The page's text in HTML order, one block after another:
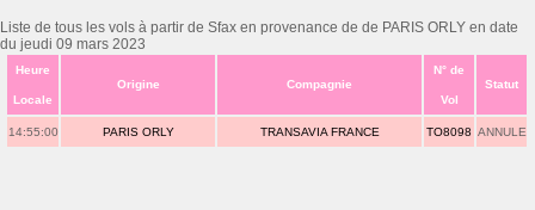
Liste de tous les vols à partir de Sfax en provenance de de PARIS ORLY en date
du jeudi 09 mars 2023
Heure
Locale
Origine Compagnie
N° de
Vol
Statut
14:55:00 PARIS ORLY TRANSAVIA FRANCE TO8098 ANNULE